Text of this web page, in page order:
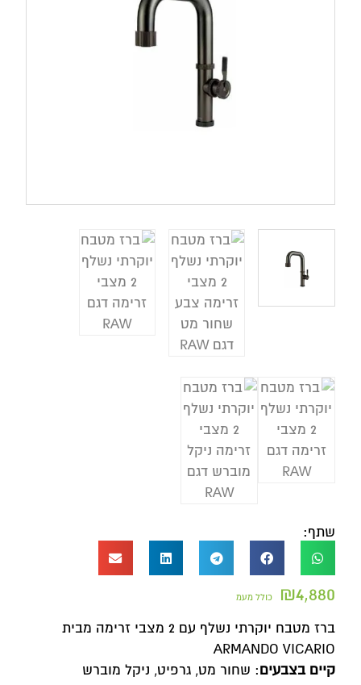
שתף:
₪4,880 כולל מעמ
ברז מטבח יוקרתי נשלף עם 2 מצבי זרימה מבית
ARMANDO VICARIO
קיים בצבעים: שחור מט, גרפיט, ניקל מוברש